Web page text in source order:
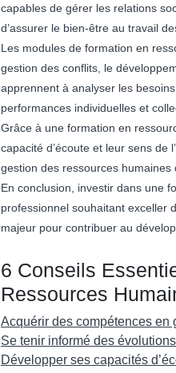
capables de gérer les relations
d’assurer le bien-être au travail
Les modules de formation en
gestion des conflits, le
apprennent à analyser les
performances individuelles et
Grâce à une formation en
capacité d’écoute et leur sens de
gestion des ressources humaines
En conclusion, investir dans une
professionnel souhaitant exceller
majeur pour contribuer au
6 Conseils
Ressources
Acquérir des compétences en
Se tenir informé des
Développer ses capacités